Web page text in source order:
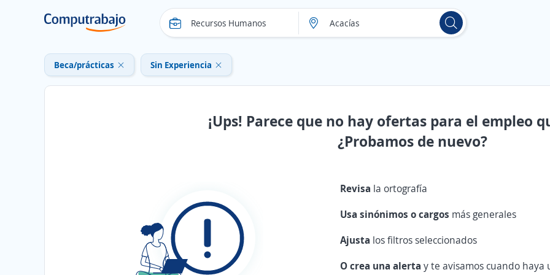
Beca/prácticas Sin Experiencia
¡Ups! Parece que no hay ofertas para el empleo
¿Probamos de nuevo?
Revisa la ortografía
Usa sinónimos o cargos más generales
Ajusta los filtros seleccionados
O crea una alertay te avisamos cuando